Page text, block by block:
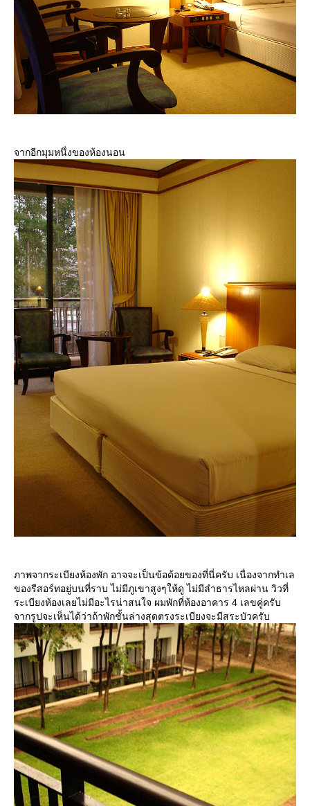
จากอีกมุมหนึ่งของห้องนอน
ภาพจากระเบียงห้องพัก อาจจะเป็นข้อด้อยของที่นี่ครับ เนื่องจากทำเล
ของรีสอร์ทอยู่บนที่ราบ ไม่มีภูเขาสูงๆให้ดู ไม่มีลำธารไหลผ่าน วิวที่
ระเบียงห้องเลยไม่มีอะไรน่าสนใจ ผมพักที่ห้องอาคาร 4 เลขคู่ครับ
จากรูปจะเห็นได้ว่าถ้าพักชั้นล่างสุดตรงระเบียงจะมีสระบัวครับ